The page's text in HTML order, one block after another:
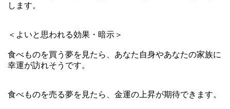
します。
＜よいと思われる効果・暗示＞
食べものを買う夢を見たら、あなた自身やあなたの家族に
幸運が訪れそうです。
食べものを売る夢を見たら、金運の上昇が期待できます。